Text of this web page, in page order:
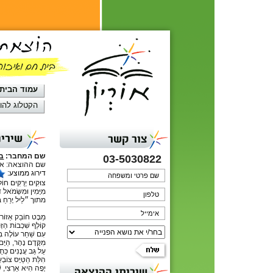
עמוד
הקטלוג
צור קשר
03-5030822 שם המחבר:
שם ההוצאה:
דירוג ממוצע:
צוּקִים יְרֻקִּים
מִיָּמִין וּמִשְּׂמֹאל
מתוך ״לֵיל
מַבָּט חוֹבֵק
קוֹלֵף שִׁכְבוֹת
עִם שַׁחַר עוֹלֶה
מִקֶּדֶם נָהָר,
עַל גַּב עֲנָנִים
הִלַּת הַטַּיָּס
יָפָה הִיא אַרְצִי,